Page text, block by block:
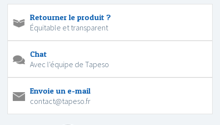
Retourner le produit ?
Équitable et transparent
Chat
Avec l'équipe de Tapeso
Envoie un e-mail
contact@tapeso.fr